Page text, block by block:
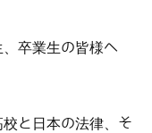
、卒業生の皆様へ
校と日本の法律、そ